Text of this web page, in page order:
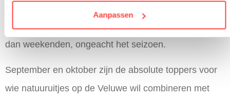
Aanpassen
heide. Doordeweekse bezoeken zijn altijd rustiger
dan weekenden, ongeacht het seizoen.
September en oktober zijn de absolute toppers voor
wie natuuruitjes op de Veluwe wil combineren met